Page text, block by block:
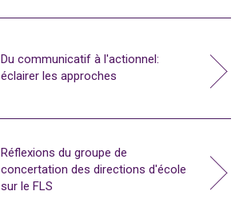
Du communicatif à l'actionnel:
éclairer les approches
Réflexions du groupe de
concertation des directions d'école
sur le FLS